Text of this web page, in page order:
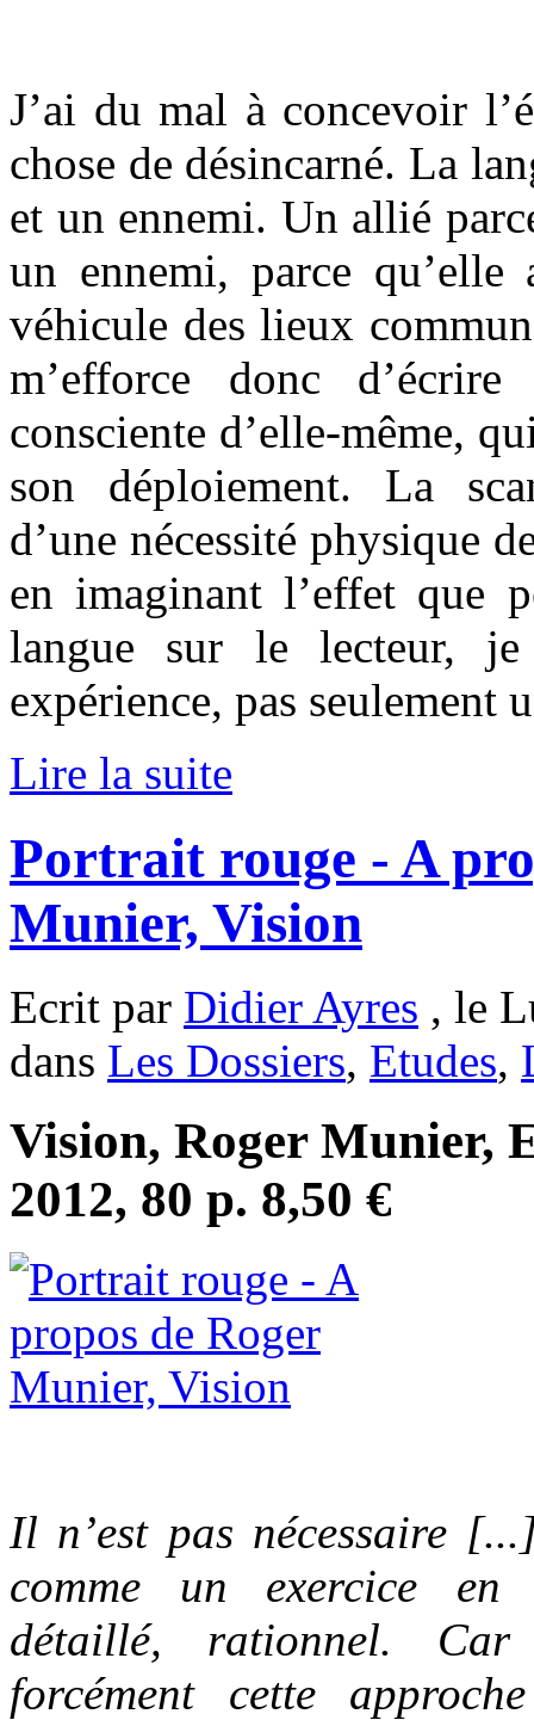
J’ai du mal à concevoir
chose de désincarné. La
et un ennemi. Un allié
un ennemi, parce
véhicule des lieux
m’efforce donc
consciente d’elle-même,
son déploiement. La
d’une nécessité physique
en imaginant l’effet que
langue sur le lecteur,
expérience, pas seulement
Lire la suite
Portrait rouge - A
Munier, Vision
Ecrit par Didier Ayres , le
dans Les Dossiers, Etudes,
Vision, Roger Munier,
2012, 80 p. 8,50 €
Il n’est pas nécessaire
comme un exercice
détaillé, rationnel. Car
forcément cette